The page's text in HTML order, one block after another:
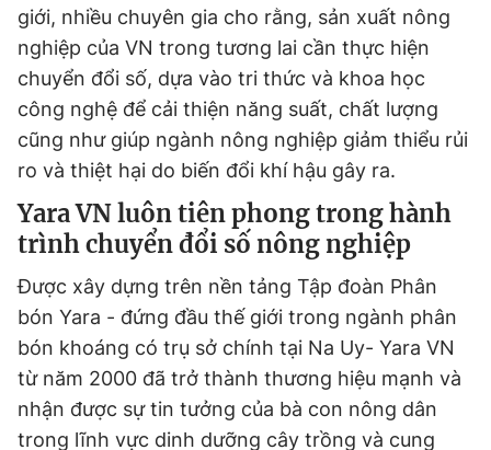
giới, nhiều chuyên gia cho rằng, sản xuất nông
nghiệp của VN trong tương lai cần thực hiện
chuyển đổi số, dựa vào tri thức và khoa học
công nghệ để cải thiện năng suất, chất lượng
cũng như giúp ngành nông nghiệp giảm thiểu rủi
ro và thiệt hại do biến đổi khí hậu gây ra.
Yara VN luôn tiên phong trong hành
trình chuyển đổi số nông nghiệp
Được xây dựng trên nền tảng Tập đoàn Phân
bón Yara - đứng đầu thế giới trong ngành phân
bón khoáng có trụ sở chính tại Na Uy- Yara VN
từ năm 2000 đã trở thành thương hiệu mạnh và
nhận được sự tin tưởng của bà con nông dân
trong lĩnh vực dinh dưỡng cây trồng và cung